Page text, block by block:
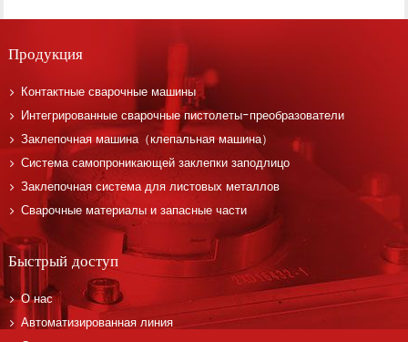
Продукция
Контактные сварочные машины
Интегрированные сварочные пистолеты-преобразователи
Заклепочная машина（клепальная машина）
Система самопроникающей заклепки заподлицо
Заклепочная система для листовых металлов
Сварочные материалы и запасные части
Быстрый доступ
О нас
Автоматизированная линия